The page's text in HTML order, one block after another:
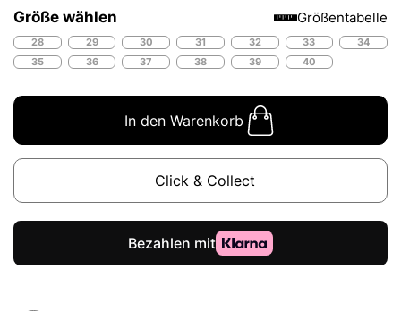
Größe wählen Größentabelle
28 29 30 31 32 33
34
35
36 37 38 39 40
In den Warenkorb
Click & Collect